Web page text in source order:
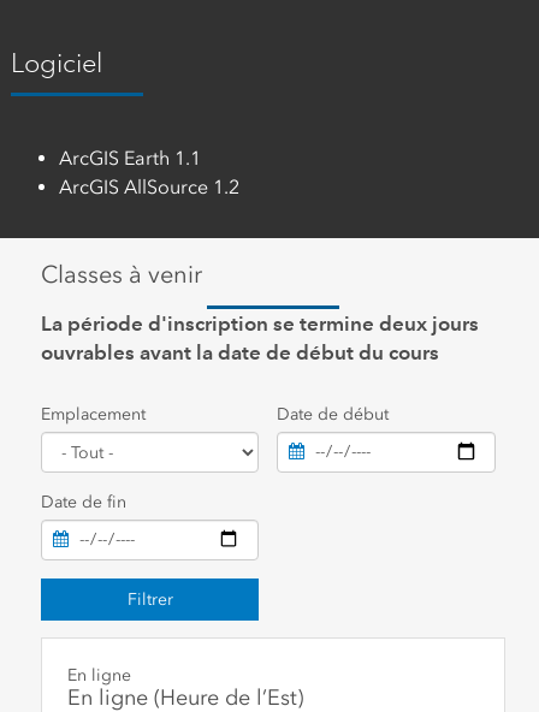
Logiciel
ArcGIS Earth 1.1
ArcGIS AllSource 1.2
Classes à venir
La période d'inscription se termine deux jours
ouvrables avant la date de début du cours
Emplacement Date de début
Date de fin
Filtrer
En ligne
En ligne (Heure de l’Est)